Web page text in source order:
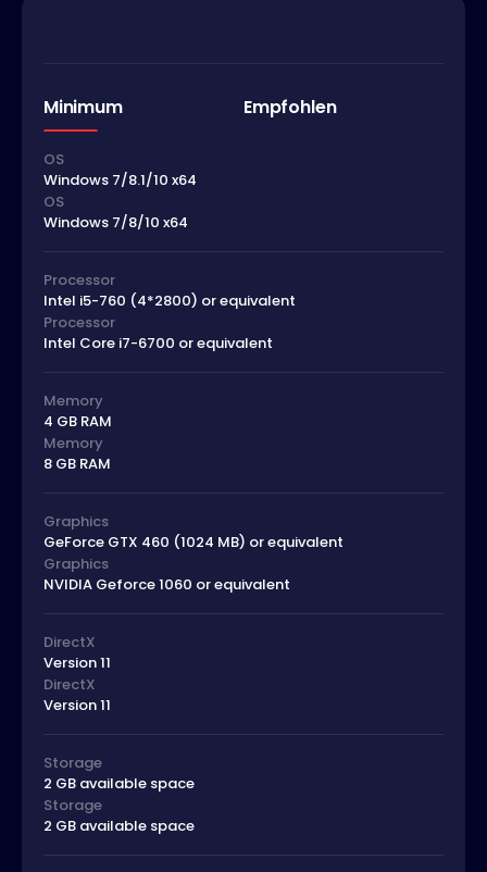
Minimum Empfohlen
OS
Windows 7/8.1/10 x64
OS
Windows 7/8/10 x64
Processor
Intel i5-760 (4*2800) or equivalent
Processor
Intel Core i7-6700 or equivalent
Memory
4 GB RAM
Memory
8 GB RAM
Graphics
GeForce GTX 460 (1024 MB) or equivalent
Graphics
NVIDIA Geforce 1060 or equivalent
DirectX
Version 11
DirectX
Version 11
Storage
2 GB available space
Storage
2 GB available space